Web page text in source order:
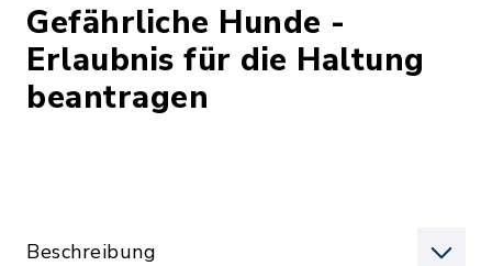
Gefährliche Hunde -
Erlaubnis für die Haltung
beantragen
Beschreibung